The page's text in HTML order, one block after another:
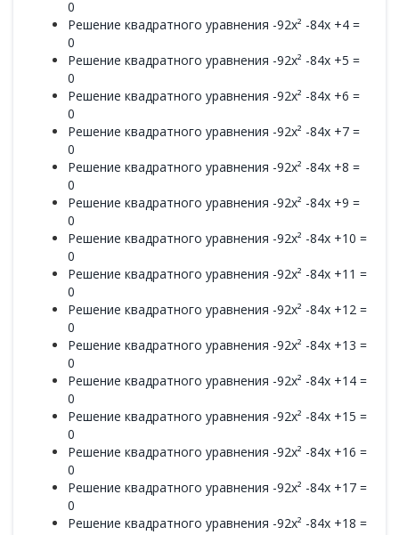
0
Решение квадратного уравнения -92x² -84x +4 =
0
Решение квадратного уравнения -92x² -84x +5 =
0
Решение квадратного уравнения -92x² -84x +6 =
0
Решение квадратного уравнения -92x² -84x +7 =
0
Решение квадратного уравнения -92x² -84x +8 =
0
Решение квадратного уравнения -92x² -84x +9 =
0
Решение квадратного уравнения -92x² -84x +10 =
0
Решение квадратного уравнения -92x² -84x +11 =
0
Решение квадратного уравнения -92x² -84x +12 =
0
Решение квадратного уравнения -92x² -84x +13 =
0
Решение квадратного уравнения -92x² -84x +14 =
0
Решение квадратного уравнения -92x² -84x +15 =
0
Решение квадратного уравнения -92x² -84x +16 =
0
Решение квадратного уравнения -92x² -84x +17 =
0
Решение квадратного уравнения -92x² -84x +18 =